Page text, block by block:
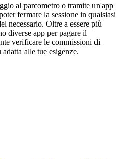
al parcometro o tramite un'app
fermare la sessione in qualsiasi
necessario. Oltre a essere più
diverse app per pagare il
verificare le commissioni di
alle tue esigenze.